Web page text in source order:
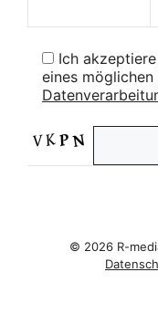
Ich
eines möglichen
© 2026 R-